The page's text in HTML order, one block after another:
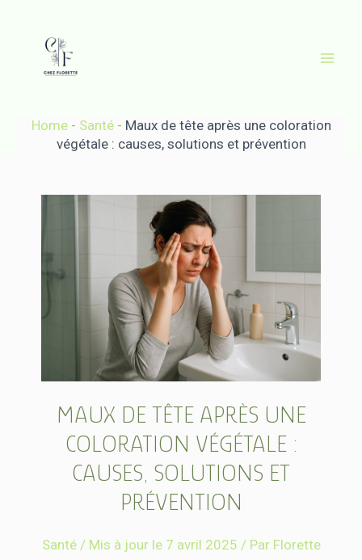
contenu
Home- Santé- Maux de tête après une coloration
végétale : causes, solutions et prévention
MAUX DE TÊTE APRÈS UNE
COLORATION VÉGÉTALE :
CAUSES, SOLUTIONS ET
PRÉVENTION
Santé/ Mis à jour le 7 avril 2025 / Par Florette